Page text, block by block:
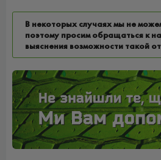
В некоторых случаях мы не
поэтому просим обращаться к
выяснения возможности такой